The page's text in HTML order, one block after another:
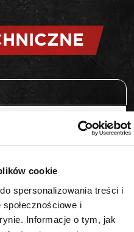
cookie
spersonalizowania treści i
i
Informacje o tym, jak